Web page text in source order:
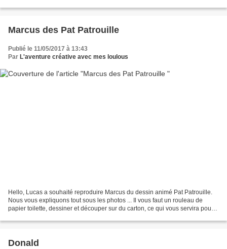
Marcus des Pat Patrouille
Publié le 11/05/2017 à 13:43
Par L'aventure créative avec mes loulous
Hello, Lucas a souhaité reproduire Marcus du dessin animé Pat Patrouille.
Nous vous expliquons tout sous les photos ... Il vous faut un rouleau de
papier toilette, dessiner et découper sur du carton, ce qui vous servira pour
Donald